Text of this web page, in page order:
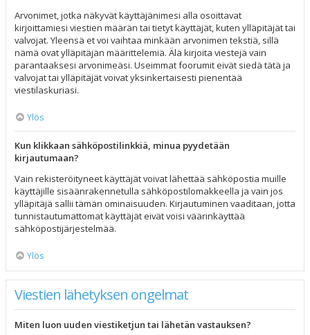
Arvonimet, jotka näkyvät käyttäjänimesi alla osoittavat
kirjoittamiesi viestien määrän tai tietyt käyttäjät, kuten ylläpitäjät tai
valvojat. Yleensä et voi vaihtaa minkään arvonimen tekstiä, sillä
nämä ovat ylläpitäjän määrittelemiä. Älä kirjoita viestejä vain
parantaaksesi arvonimeäsi. Useimmat foorumit eivät siedä tätä ja
valvojat tai ylläpitäjät voivat yksinkertaisesti pienentää
viestilaskuriasi.
Ylös
Kun klikkaan sähköpostilinkkiä, minua pyydetään
kirjautumaan?
Vain rekisteröityneet käyttäjät voivat lähettää sähköpostia muille
käyttäjille sisäänrakennetulla sähköpostilomakkeella ja vain jos
ylläpitäjä sallii tämän ominaisuuden. Kirjautuminen vaaditaan, jotta
tunnistautumattomat käyttäjät eivät voisi väärinkäyttää
sähköpostijärjestelmää.
Ylös
Viestien lähetyksen ongelmat
Miten luon uuden viestiketjun tai lähetän vastauksen?